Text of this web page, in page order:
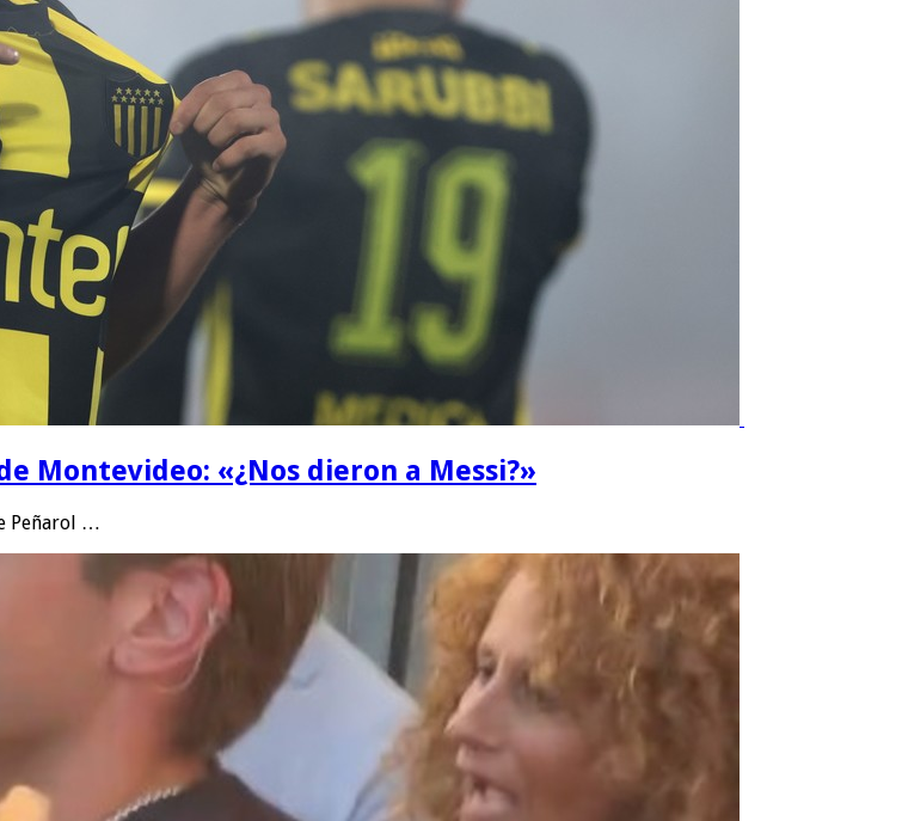
Montevideo: «¿Nos dieron a Messi?»
Peñarol …